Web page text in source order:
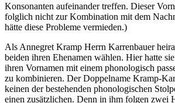
Konsonanten aufeinander treffen. Dieser
folglich nicht zur Kombination mit dem
hätte diese Probleme vermieden.)
Als Annegret Kramp Herrn Karrenbauer
beiden ihren Ehenamen wählen. Hier hatte
ihren Vornamen mit einem phonologisch
zu kombinieren. Der Doppelname Kramp-
keinen der bestehenden phonologischen
einen zusätzlichen. Denn in ihm folgen zwei